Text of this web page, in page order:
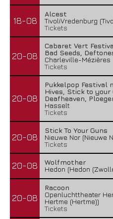
18-08
Alcest
TivoliVredenburg
Tickets
20-08
Cabaret Vert
Bad Seeds,
Charleville-Mézières
Tickets
20-08
Pukkelpop Festival
Hives, Stick to your
Deafheaven,
Hasselt
Tickets
20-08
Stick To Your Guns
Nieuwe Nor (Nieuwe
Tickets
20-08
Wolfmother
Hedon (Hedon
20-08
Racoon
Openluchttheater
Hertme (Hertme))
Tickets